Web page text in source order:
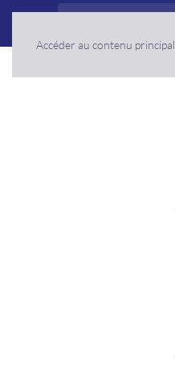
Accéder au contenu principal